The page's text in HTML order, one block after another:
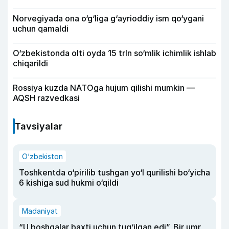
Norvegiyada ona o‘g‘liga g‘ayrioddiy ism qo‘ygani
uchun qamaldi
O‘zbekistonda olti oyda 15 trln so‘mlik ichimlik ishlab
chiqarildi
Rossiya kuzda NATOga hujum qilishi mumkin —
AQSH razvedkasi
Tavsiyalar
O‘zbekiston
Toshkentda o‘pirilib tushgan yo‘l qurilishi bo‘yicha
6 kishiga sud hukmi o‘qildi
Madaniyat